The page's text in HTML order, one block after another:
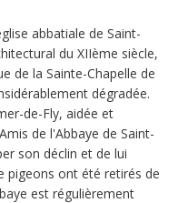
abbatiale de Saint-
du XIIème siècle,
de la Sainte-Chapelle de
dégradée.
de-Fly, aidée et
de l'Abbaye de Saint-
son déclin et de lui
pigeons ont été retirés de
est régulièrement